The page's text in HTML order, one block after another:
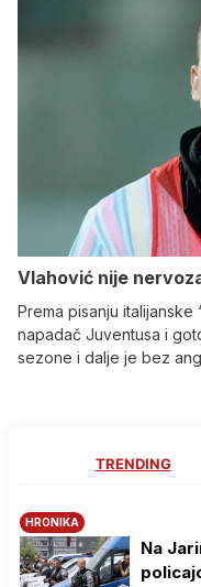
Vlahović nije
Prema pisanju italijanske
napadač Juventusa i
sezone i dalje je bez
TRENDING
HRONIKA
Na